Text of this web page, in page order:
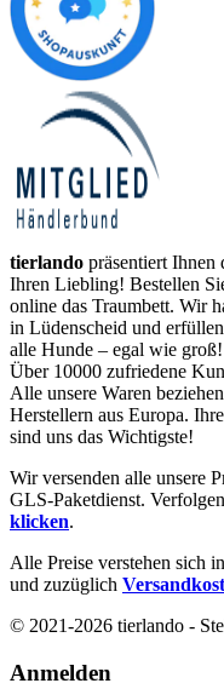
tierlando präsentiert Ihnen
Ihren Liebling! Bestellen
online das Traumbett. Wir
in Lüdenscheid und
alle Hunde – egal wie
Über 10000 zufriedene
Alle unsere Waren
Herstellern aus Europa.
sind uns das Wichtigste!
Wir versenden alle unsere
GLS-Paketdienst.
klicken.
Alle Preise verstehen sich
und zuzüglich
© 2021-2026 tierlando -
Anmelden